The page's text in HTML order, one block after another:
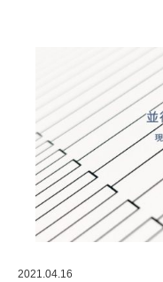
2021.04.16